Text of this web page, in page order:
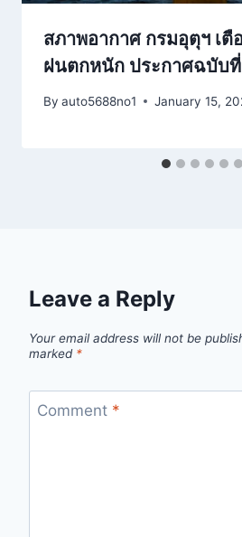
สภาพอากาศ กรมอุตุฯ เ
ฝนตกหนัก ประกาศฉบับ
By auto5688no1 January 15,
Leave a Reply
Your email address will not be
marked *
Comment *